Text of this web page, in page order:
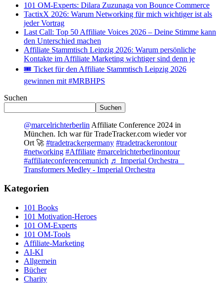
101 OM-Experts: Dilara Zuzunaga von Bounce Commerce
TactixX 2026: Warum Networking für mich wichtiger ist als
jeder Vortrag
Last Call: Top 50 Affiliate Voices 2026 – Deine Stimme kann
den Unterschied machen
Affiliate Stammtisch Leipzig 2026: Warum persönliche
Kontakte im Affiliate Marketing wichtiger sind denn je
🎟 Ticket für den Affiliate Stammtisch Leipzig 2026
gewinnen mit #MRBHPS
Suchen
Suchen
@marcelrichterberlin Affiliate Conference 2024 in
München. Ich war für TradeTracker.com wieder vor
Ort 🚀 #tradetrackergermany #tradetrackerontour
#networking #Affiliate #marcelrichterberlinontour
#affiliateconferencemunich ♬ Imperial Orchestra _
Transformers Medley - Imperial Orchestra
Kategorien
101 Books
101 Motivation-Heroes
101 OM-Experts
101 OM-Tools
Affiliate-Marketing
AI-KI
Allgemein
Bücher
Charity